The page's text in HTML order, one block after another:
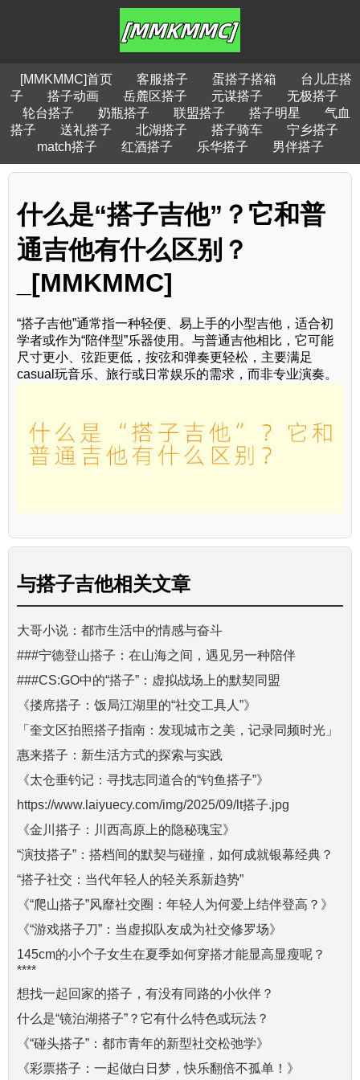
[MMKMMC]首页 客服搭子 蛋搭子搭箱
台儿庄搭
子
搭子动画 岳麓区搭子 元谋搭子
无极搭子
轮台搭子
奶瓶搭子 联盟搭子 搭子明星
气血
搭子
送礼搭子 北湖搭子 搭子骑车
宁乡搭子
match搭子
红酒搭子 乐华搭子 男伴搭子
什么是“搭子吉他”？它和普
通吉他有什么区别？
_[MMKMMC]
“搭子吉他”通常指一种轻便、易上手的小型吉他，适合初
学者或作为“陪伴型”乐器使用。与普通吉他相比，它可能
尺寸更小、弦距更低，按弦和弹奏更轻松，主要满足
casual玩音乐、旅行或日常娱乐的需求，而非专业演奏。
与搭子吉他相关文章
大哥小说：都市生活中的情感与奋斗
###宁德登山搭子：在山海之间，遇见另一种陪伴
###CS:GO中的“搭子”：虚拟战场上的默契同盟
《搂席搭子：饭局江湖里的“社交工具人”》
「奎文区拍照搭子指南：发现城市之美，记录同频时光」
惠来搭子：新生活方式的探索与实践
《太仓垂钓记：寻找志同道合的“钓鱼搭子”》
https://www.laiyuecy.com/img/2025/09/lt搭子.jpg
《金川搭子：川西高原上的隐秘瑰宝》
“演技搭子”：搭档间的默契与碰撞，如何成就银幕经典？
“搭子社交：当代年轻人的轻关系新趋势”
《“爬山搭子”风靡社交圈：年轻人为何爱上结伴登高？》
《“游戏搭子刀”：当虚拟队友成为社交修罗场》
145cm的小个子女生在夏季如何穿搭才能显高显瘦呢？
****
想找一起回家的搭子，有没有同路的小伙伴？
什么是“镜泊湖搭子”？它有什么特色或玩法？
《“碰头搭子”：都市青年的新型社交松弛学》
《彩票搭子：一起做白日梦，快乐翻倍不孤单！》